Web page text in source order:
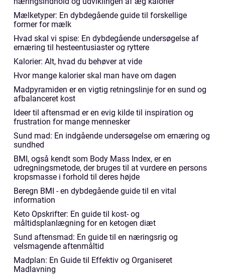
Mælketyper: En dybdegående guide til forskellige
former for mælk
Hvad skal vi spise: En dybdegående undersøgelse af
ernæring til hesteentusiaster og ryttere
Kalorier: Alt, hvad du behøver at vide
Hvor mange kalorier skal man have om dagen
Madpyramiden er en vigtig retningslinje for en sund og
afbalanceret kost
Ideer til aftensmad er en evig kilde til inspiration og
frustration for mange mennesker
Sund mad: En indgående undersøgelse om ernæring og
sundhed
BMI, også kendt som Body Mass Index, er en
udregningsmetode, der bruges til at vurdere en persons
kropsmasse i forhold til deres højde
Beregn BMI - en dybdegående guide til en vital
information
Keto Opskrifter: En guide til kost- og
måltidsplanlægning for en ketogen diæt
Sund aftensmad: En guide til en næringsrig og
velsmagende aftenmåltid
Madplan: En Guide til Effektiv og Organiseret
Madlavning